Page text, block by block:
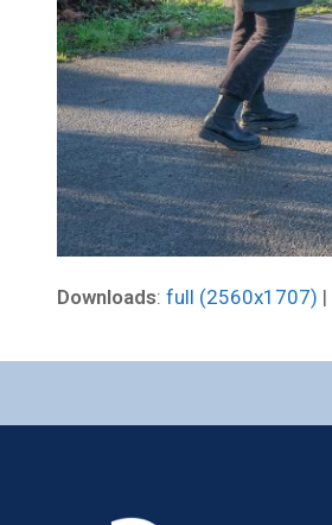
Downloads: full (2560x1707) |